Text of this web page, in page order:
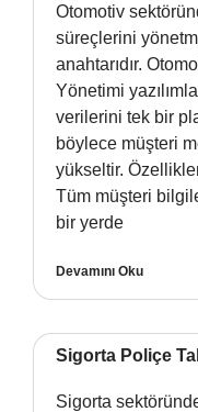
Otomotiv
süreçlerini
anahtarıdır.
Yönetimi
verilerini tek bir
böylece müşteri
yükseltir.
Tüm müşteri
bir yerde
Devamını Oku
Sigorta Poliçe
Sigorta